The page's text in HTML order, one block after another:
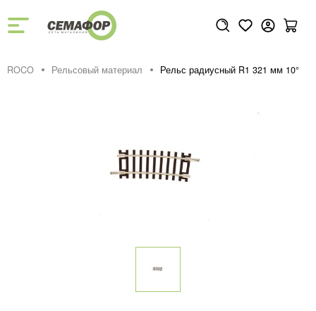
ROCO Рельсовый материал Рельс радиусный R1 321 мм 10°